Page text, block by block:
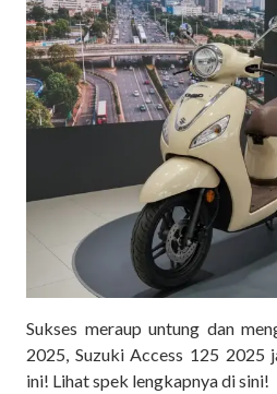
Sukses meraup untung dan
2025, Suzuki Access 125 2025
ini! Lihat spek lengkapnya di sini!